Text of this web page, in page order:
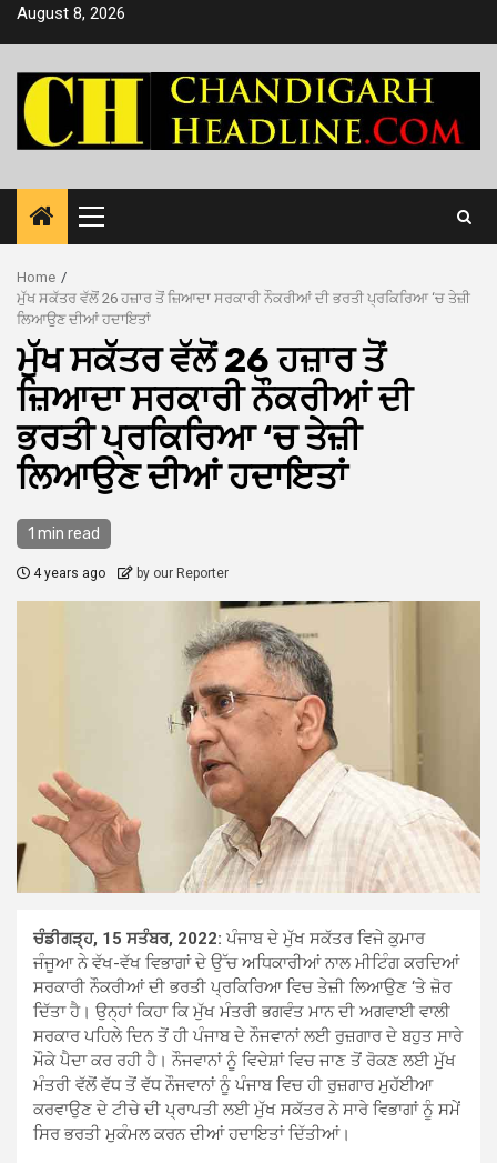
SkipAugust 8, 2026
Primary
Menu
Home
ਮੁੱਖ ਸਕੱਤਰ ਵੱਲੋਂ 26 ਹਜ਼ਾਰ ਤੋਂ ਜ਼ਿਆਦਾ ਸਰਕਾਰੀ ਨੌਕਰੀਆਂ ਦੀ ਭਰਤੀ ਪ੍ਰਕਿਰਿਆ ‘ਚ ਤੇਜ਼ੀ
ਲਿਆਉਣ ਦੀਆਂ ਹਦਾਇਤਾਂ
ਮੁੱਖ ਸਕੱਤਰ ਵੱਲੋਂ 26 ਹਜ਼ਾਰ ਤੋਂ
ਜ਼ਿਆਦਾ ਸਰਕਾਰੀ ਨੌਕਰੀਆਂ ਦੀ
ਭਰਤੀ ਪ੍ਰਕਿਰਿਆ ‘ਚ ਤੇਜ਼ੀ
ਲਿਆਉਣ ਦੀਆਂ ਹਦਾਇਤਾਂ
1 min read
4 years ago by our Reporter
ਚੰਡੀਗੜ੍ਹ, 15 ਸਤੰਬਰ, 2022: ਪੰਜਾਬ ਦੇ ਮੁੱਖ ਸਕੱਤਰ ਵਿਜੇ ਕੁਮਾਰ
ਜੰਜੂਆ ਨੇ ਵੱਖ-ਵੱਖ ਵਿਭਾਗਾਂ ਦੇ ਉੱਚ ਅਧਿਕਾਰੀਆਂ ਨਾਲ ਮੀਟਿੰਗ ਕਰਦਿਆਂ
ਸਰਕਾਰੀ ਨੌਕਰੀਆਂ ਦੀ ਭਰਤੀ ਪ੍ਰਕਿਰਿਆ ਵਿਚ ਤੇਜ਼ੀ ਲਿਆਉਣ ‘ਤੇ ਜ਼ੋਰ
ਦਿੱਤਾ ਹੈ। ਉਨ੍ਹਾਂ ਕਿਹਾ ਕਿ ਮੁੱਖ ਮੰਤਰੀ ਭਗਵੰਤ ਮਾਨ ਦੀ ਅਗਵਾਈ ਵਾਲੀ
ਸਰਕਾਰ ਪਹਿਲੇ ਦਿਨ ਤੋਂ ਹੀ ਪੰਜਾਬ ਦੇ ਨੌਜਵਾਨਾਂ ਲਈ ਰੁਜ਼ਗਾਰ ਦੇ ਬਹੁਤ ਸਾਰੇ
ਮੌਕੇ ਪੈਦਾ ਕਰ ਰਹੀ ਹੈ। ਨੌਜਵਾਨਾਂ ਨੂੰ ਵਿਦੇਸ਼ਾਂ ਵਿਚ ਜਾਣ ਤੋਂ ਰੋਕਣ ਲਈ ਮੁੱਖ
ਮੰਤਰੀ ਵੱਲੋਂ ਵੱਧ ਤੋਂ ਵੱਧ ਨੌਜਵਾਨਾਂ ਨੂੰ ਪੰਜਾਬ ਵਿਚ ਹੀ ਰੁਜ਼ਗਾਰ ਮੁਹੱਈਆ
ਕਰਵਾਉਣ ਦੇ ਟੀਚੇ ਦੀ ਪ੍ਰਾਪਤੀ ਲਈ ਮੁੱਖ ਸਕੱਤਰ ਨੇ ਸਾਰੇ ਵਿਭਾਗਾਂ ਨੂੰ ਸਮੇਂ
ਸਿਰ ਭਰਤੀ ਮੁਕੰਮਲ ਕਰਨ ਦੀਆਂ ਹਦਾਇਤਾਂ ਦਿੱਤੀਆਂ।